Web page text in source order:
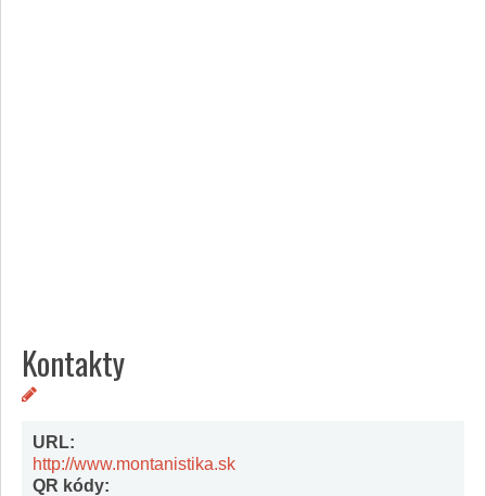
Kontakty
URL:
http://www.montanistika.sk
QR kódy: